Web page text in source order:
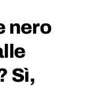
nero
Sì,